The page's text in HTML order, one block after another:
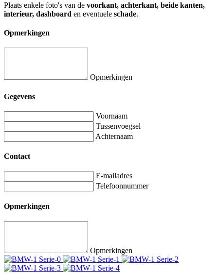
Plaats enkele foto's van de voorkant, achterkant, beide kanten,
interieur, dashboard en eventuele schade.
Opmerkingen
Opmerkingen
Gegevens
Voornaam
Tussenvoegsel
Achternaam
Contact
E-mailadres
Telefoonnummer
Opmerkingen
Opmerkingen